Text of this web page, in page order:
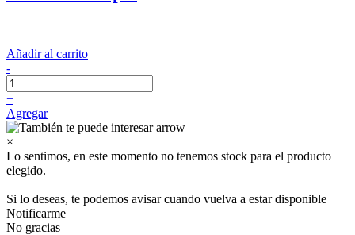
Añadir al carrito
-
+
Agregar
×
Lo sentimos, en este momento no tenemos stock para el producto
elegido.
Si lo deseas, te podemos avisar cuando vuelva a estar disponible
Notificarme
No gracias